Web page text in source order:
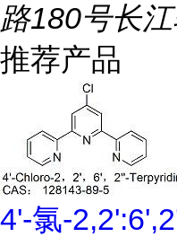
路180号长
推荐产品
4'-氯-